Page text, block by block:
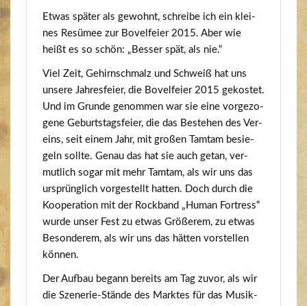
Etwas spä­ter als gewohnt, schrei­be ich ein klei­
nes Resü­mee zur Bovel­fei­er 2015. Aber wie
heißt es so schön: „Bes­ser spät, als nie.“
Viel Zeit, Gehirn­schmalz und Schweiß hat uns
unse­re Jah­res­fei­er, die Bovel­fei­er 2015 gekos­tet.
Und im Grun­de genom­men war sie eine vor­ge­zo­
ge­ne Geburts­tags­fei­er, die das Bestehen des Ver­
eins, seit einem Jahr, mit gro­ßen Tam­tam besie­
geln soll­te. Genau das hat sie auch getan, ver­
mut­lich sogar mit mehr Tam­tam, als wir uns das
ursprüng­lich vor­ge­stellt hat­ten. Doch durch die
Koope­ra­ti­on mit der Rock­band „Human Fort­ress“
wur­de unser Fest zu etwas Grö­ße­rem, zu etwas
Beson­de­rem, als wir uns das hät­ten vor­stel­len
können.
Der Auf­bau begann bereits am Tag zuvor, als wir
die Sze­ne­rie-Stän­de des Mark­tes für das Musik­